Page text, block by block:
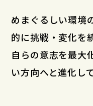
めまぐるしい環境
的に挑戦・変化を
自らの意志を最大
い方向へと進化し